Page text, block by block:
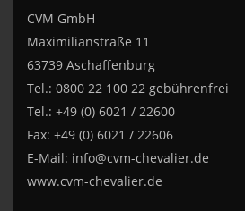
CVM GmbH
Maximilianstraße 11
63739 Aschaffenburg
Tel.: 0800 22 100 22 gebührenfrei
Tel.: +49 (0) 6021 / 22600
Fax: +49 (0) 6021 / 22606
E-Mail: info@cvm-chevalier.de
www.cvm-chevalier.de